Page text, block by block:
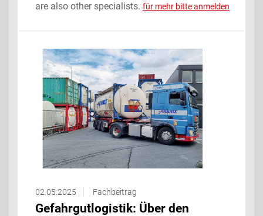
are also other specialists. für mehr bitte anmelden
02.05.2025 Fachbeitrag
Gefahrgutlogistik: Über den